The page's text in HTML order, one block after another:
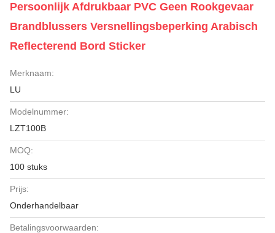
Persoonlijk Afdrukbaar PVC Geen Rookgevaar
Brandblussers Versnellingsbeperking Arabisch
Reflecterend Bord Sticker
Merknaam:
LU
Modelnummer:
LZT100B
MOQ:
100 stuks
Prijs:
Onderhandelbaar
Betalingsvoorwaarden: